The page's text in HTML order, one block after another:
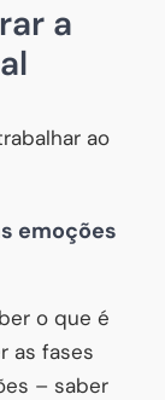
a
ao
emoções
o que é
as fases
– saber